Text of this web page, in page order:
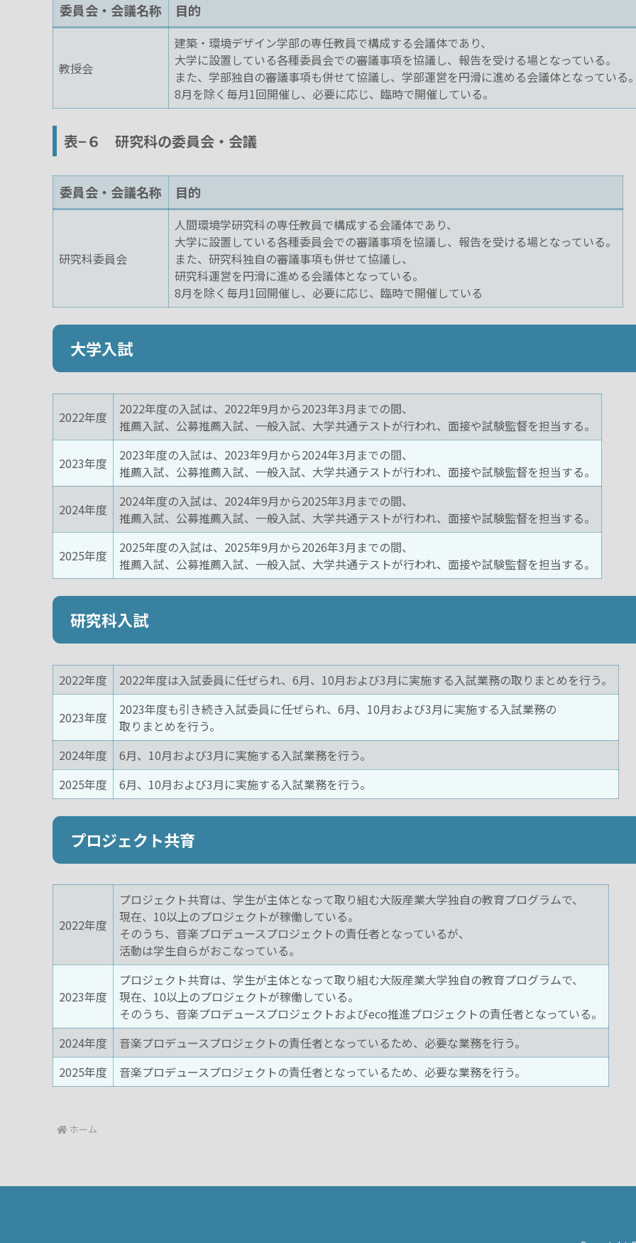
委員会・会議名称 目的
教授会
建築・環境デザイン学部の専任教員で構成する会議体であり、
大学に設置している各種委員会での審議事項を協議し、報告を受ける場となっている。
また、学部独自の審議事項も併せて協議し、学部運営を円滑に進める会議体となっている
8月を除く毎月1回開催し、必要に応じ、臨時で開催している。
表−６ 研究科の委員会・会議
委員会・会議名称 目的
研究科委員会
人間環境学研究科の専任教員で構成する会議体であり、
大学に設置している各種委員会での審議事項を協議し、報告を受ける場となっている。
また、研究科独自の審議事項も併せて協議し、
研究科運営を円滑に進める会議体となっている。
8月を除く毎月1回開催し、必要に応じ、臨時で開催している
大学入試
2022年度
2022年度の入試は、2022年9月から2023年3月までの間、
推薦入試、公募推薦入試、一般入試、大学共通テストが行われ、面接や試験監督を担当する。
2023年度
2023年度の入試は、2023年9月から2024年3月までの間、
推薦入試、公募推薦入試、一般入試、大学共通テストが行われ、面接や試験監督を担当する。
2024年度
2024年度の入試は、2024年9月から2025年3月までの間、
推薦入試、公募推薦入試、一般入試、大学共通テストが行われ、面接や試験監督を担当する。
2025年度
2025年度の入試は、2025年9月から2026年3月までの間、
推薦入試、公募推薦入試、一般入試、大学共通テストが行われ、面接や試験監督を担当する。
研究科入試
2022年度 2022年度は入試委員に任ぜられ、6月、10月および3月に実施する入試業務の取りまとめを行う。
2023年度
2023年度も引き続き入試委員に任ぜられ、6月、10月および3月に実施する入試業務の
取りまとめを行う。
2024年度
6月、10月および3月に実施する入試業務を行う。
2025年度
6月、10月および3月に実施する入試業務を行う。
プロジェクト共育
2022年度
プロジェクト共育は、学生が主体となって取り組む大阪産業大学独自の教育プログラムで、
現在、10以上のプロジェクトが稼働している。
そのうち、音楽プロデュースプロジェクトの責任者となっているが、
活動は学生自らがおこなっている。
2023年度
プロジェクト共育は、学生が主体となって取り組む大阪産業大学独自の教育プログラムで、
現在、10以上のプロジェクトが稼働している。
そのうち、音楽プロデュースプロジェクトおよびeco推進プロジェクトの責任者となっている。
2024年度
音楽プロデュースプロジェクトの責任者となっているため、必要な業務を行う。
2025年度
音楽プロデュースプロジェクトの責任者となっているため、必要な業務を行う。
ホーム